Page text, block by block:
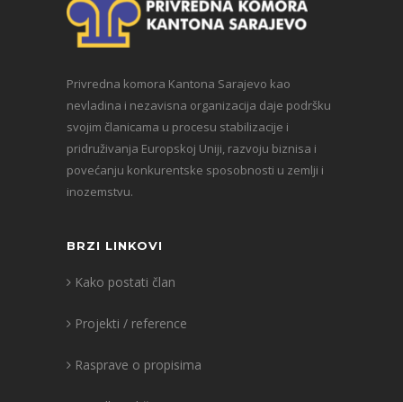
Privredna komora Kantona Sarajevo kao
nevladina i nezavisna organizacija daje podršku
svojim članicama u procesu stabilizacije i
pridruživanja Europskoj Uniji, razvoju biznisa i
povećanju konkurentske sposobnosti u zemlji i
inozemstvu.
BRZI LINKOVI
Kako postati član
Projekti / reference
Rasprave o propisima